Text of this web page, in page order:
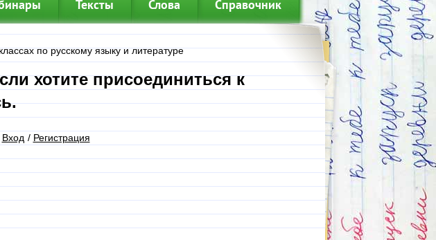
Тексты Слова Справочник
по русскому языку и литературе
хотите присоединиться к
Вход / Регистрация